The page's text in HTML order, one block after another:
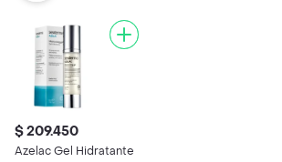
$ 209.450
Azelac Gel Hidratante